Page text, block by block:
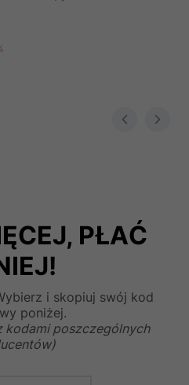
PŁAĆ
i skopiuj swój kod
poniżej.
kodami poszczególnych